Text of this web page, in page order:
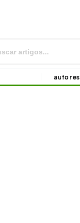
autores